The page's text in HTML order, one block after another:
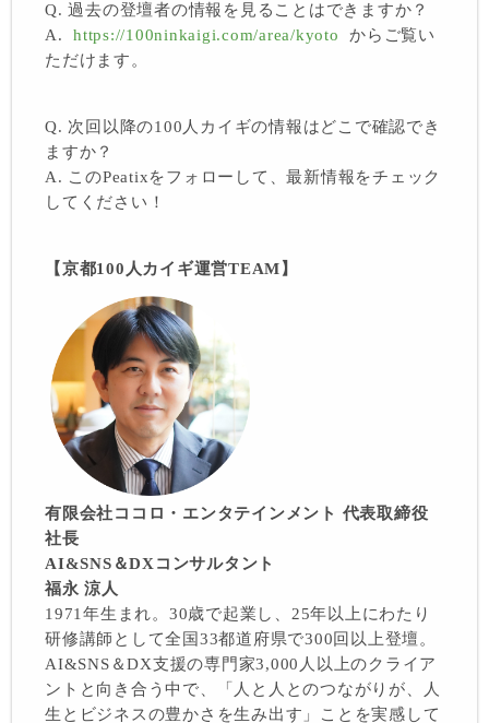
Q. 過去の登壇者の情報を見ることはできますか？
A.https://100ninkaigi.com/area/kyoto
からご覧い
ただけます。
Q. 次回以降の100人カイギの情報はどこで確認でき
ますか？
A. このPeatixをフォローして、最新情報をチェック
してください！
【京都100人カイギ運営TEAM】
有限会社ココロ・エンタテインメント 代表取締役
社長
AI&SNS＆DXコンサルタント
福永 涼人
1971年生まれ。30歳で起業し、25年以上にわたり
研修講師として全国33都道府県で300回以上登壇。
AI&SNS＆DX支援の専門家3,000人以上のクライア
ントと向き合う中で、「人と人とのつながりが、人
生とビジネスの豊かさを生み出す」ことを実感して